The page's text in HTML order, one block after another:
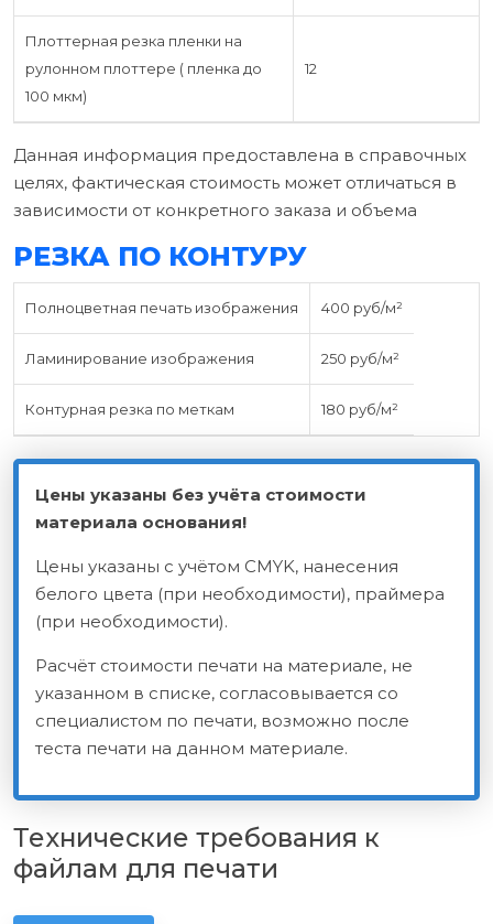
Плоттерная резка пленки на
рулонном плоттере ( пленка до
100 мкм)
12
Данная информация предоставлена в справочных
целях, фактическая стоимость может отличаться в
зависимости от конкретного заказа и объема
РЕЗКА ПО КОНТУРУ
Полноцветная печать изображения 400 руб/м²
Ламинирование изображения 250 руб/м²
Контурная резка по меткам 180 руб/м²
Цены указаны без учёта стоимости
материала основания!
Цены указаны с учётом CMYK, нанесения
белого цвета (при необходимости), праймера
(при необходимости).
Расчёт стоимости печати на материале, не
указанном в списке, согласовывается со
специалистом по печати, возможно после
теста печати на данном материале.
Технические требования к
файлам для печати